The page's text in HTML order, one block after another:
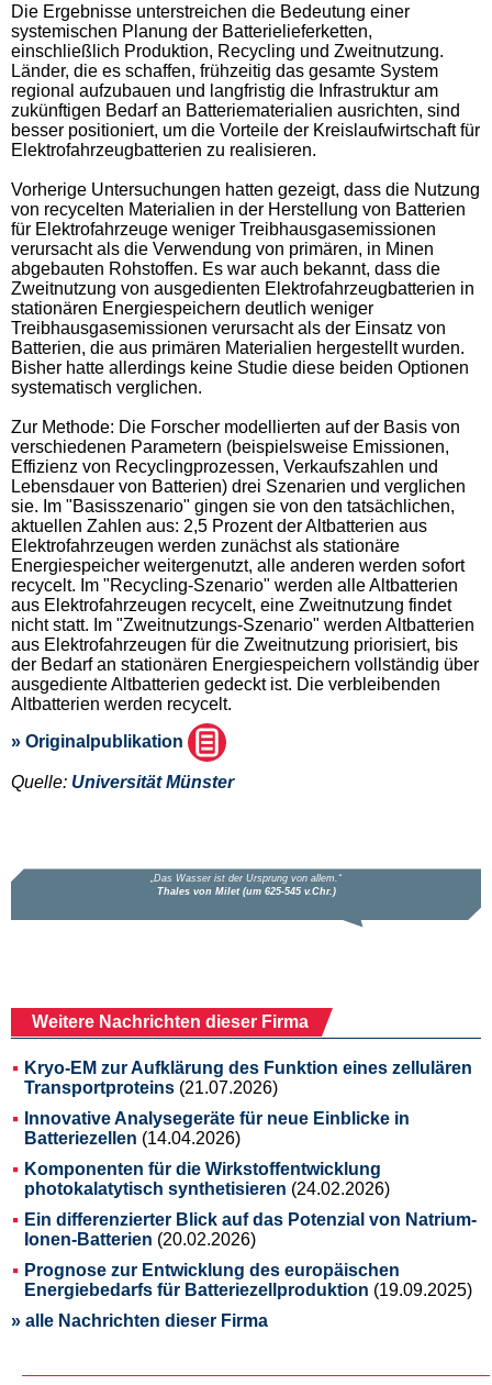
Die Ergebnisse unterstreichen die Bedeutung einer
systemischen Planung der Batterielieferketten,
einschließlich Produktion, Recycling und Zweitnutzung.
Länder, die es schaffen, frühzeitig das gesamte System
regional aufzubauen und langfristig die Infrastruktur am
zukünftigen Bedarf an Batteriematerialien ausrichten, sind
besser positioniert, um die Vorteile der Kreislaufwirtschaft für
Elektrofahrzeugbatterien zu realisieren.
Vorherige Untersuchungen hatten gezeigt, dass die Nutzung
von recycelten Materialien in der Herstellung von Batterien
für Elektrofahrzeuge weniger Treibhausgasemissionen
verursacht als die Verwendung von primären, in Minen
abgebauten Rohstoffen. Es war auch bekannt, dass die
Zweitnutzung von ausgedienten Elektrofahrzeugbatterien in
stationären Energiespeichern deutlich weniger
Treibhausgasemissionen verursacht als der Einsatz von
Batterien, die aus primären Materialien hergestellt wurden.
Bisher hatte allerdings keine Studie diese beiden Optionen
systematisch verglichen.
Zur Methode: Die Forscher modellierten auf der Basis von
verschiedenen Parametern (beispielsweise Emissionen,
Effizienz von Recyclingprozessen, Verkaufszahlen und
Lebensdauer von Batterien) drei Szenarien und verglichen
sie. Im "Basisszenario" gingen sie von den tatsächlichen,
aktuellen Zahlen aus: 2,5 Prozent der Altbatterien aus
Elektrofahrzeugen werden zunächst als stationäre
Energiespeicher weitergenutzt, alle anderen werden sofort
recycelt. Im "Recycling-Szenario" werden alle Altbatterien
aus Elektrofahrzeugen recycelt, eine Zweitnutzung findet
nicht statt. Im "Zweitnutzungs-Szenario" werden Altbatterien
aus Elektrofahrzeugen für die Zweitnutzung priorisiert, bis
der Bedarf an stationären Energiespeichern vollständig über
ausgediente Altbatterien gedeckt ist. Die verbleibenden
Altbatterien werden recycelt.
» Originalpublikation
Quelle: Universität Münster
Weitere Nachrichten dieser Firma
Kryo-EM zur Aufklärung des Funktion eines zellulären
Transportproteins (21.07.2026)
Innovative Analysegeräte für neue Einblicke in
Batteriezellen (14.04.2026)
Komponenten für die Wirkstoffentwicklung
photokalatytisch synthetisieren (24.02.2026)
Ein differenzierter Blick auf das Potenzial von Natrium-
Ionen-Batterien (20.02.2026)
Prognose zur Entwicklung des europäischen
Energiebedarfs für Batteriezellproduktion (19.09.2025)
» alle Nachrichten dieser Firma